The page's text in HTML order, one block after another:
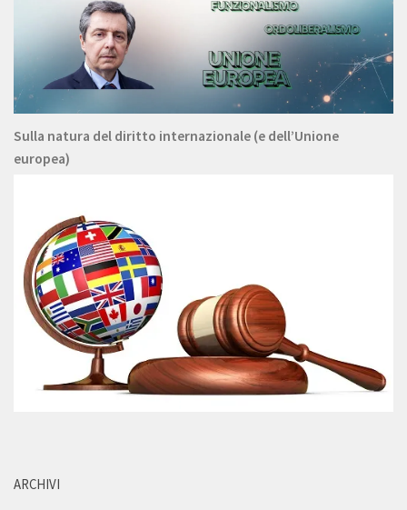
Sulla natura del diritto internazionale (e dell’Unione
europea)
ARCHIVI